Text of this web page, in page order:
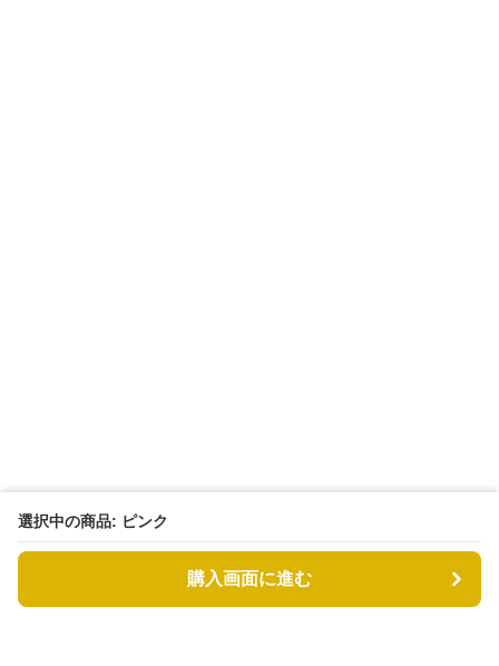
選択中の商品: ピンク
購入画面に進む